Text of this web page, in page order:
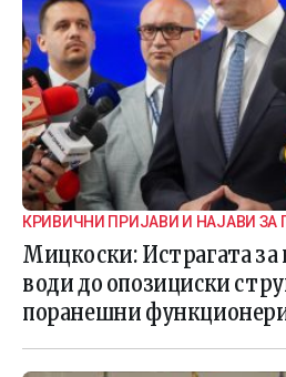
КРИВИЧНИ ПРИЈАВИ И НАЈАВИ
ИСТРАГАТА
Мицкоски: Истрагата за
води до опозициски
поранешни